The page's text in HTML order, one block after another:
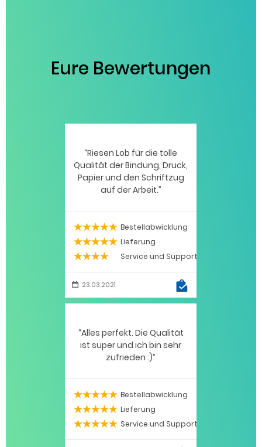
Eure Bewertungen
Riesen Lob für die tolle
Qualität der Bindung, Druck,
Papier und den Schriftzug
auf der Arbeit.
5 / 5
Bestellabwicklung
Lieferung
4 / 5
Service und Support
23.03.2021
Alles perfekt. Die Qualität
ist super und ich bin sehr
zufrieden :)
5 / 5
Bestellabwicklung
Lieferung
5 / 5
Service und Support